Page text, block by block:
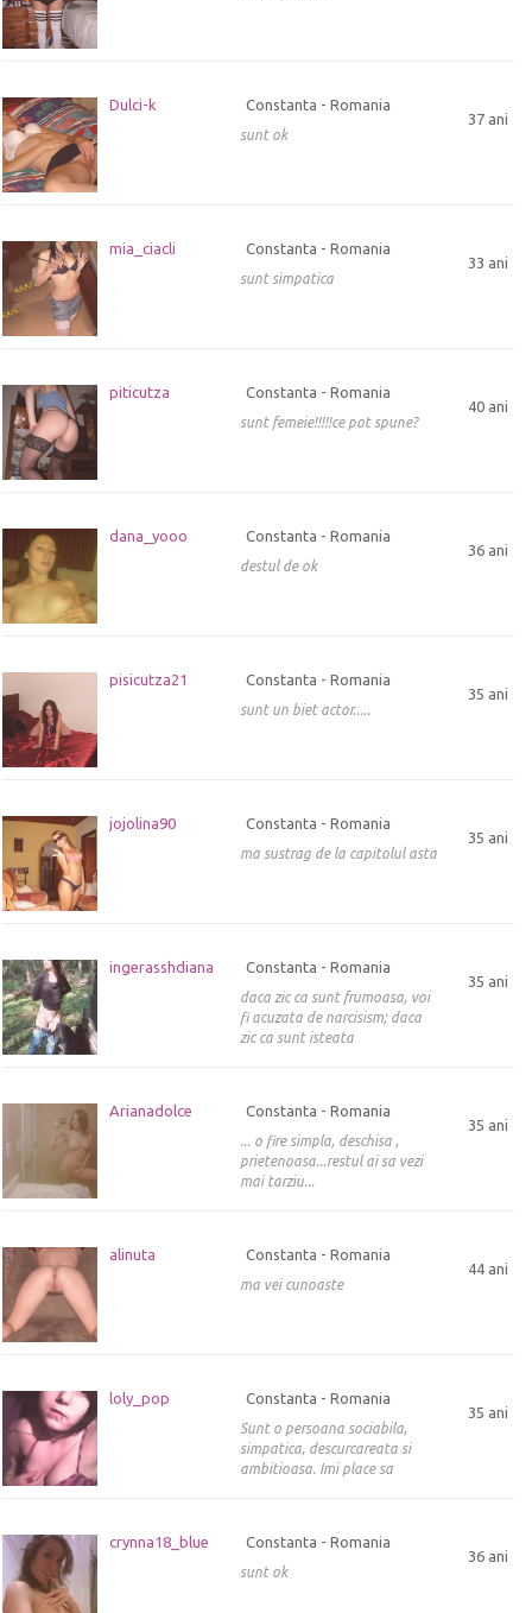
Dulci-k
37 ani
Constanta - Romania
sunt ok
mia_ciacli
33 ani
Constanta - Romania
sunt simpatica
piticutza
40 ani
Constanta - Romania
sunt femeie!!!!!ce pot spune?
dana_yooo
36 ani
Constanta - Romania
destul de ok
pisicutza21
35 ani
Constanta - Romania
sunt un biet actor.....
jojolina90
35 ani
Constanta - Romania
ma sustrag de la capitolul asta
ingerasshdiana
35 ani
Constanta - Romania
daca zic ca sunt frumoasa, voi
fi acuzata de narcisism; daca
zic ca sunt isteata
Arianadolce
35 ani
Constanta - Romania
... o fire simpla, deschisa ,
prietenoasa...restul ai sa vezi
mai tarziu...
alinuta
44 ani
Constanta - Romania
ma vei cunoaste
loly_pop
35 ani
Constanta - Romania
Sunt o persoana sociabila,
simpatica, descurcareata si
ambitioasa. Imi place sa
crynna18_blue
36 ani
Constanta - Romania
sunt ok